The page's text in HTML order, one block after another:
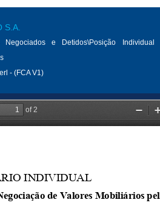
S.A.
Negociados e Detidos\Posição
- (FCA V1)